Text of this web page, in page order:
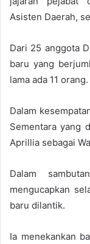
Asisten Daerah,
Dari 25 anggota
baru yang
lama ada 11 orang.
Dalam
Sementara yang
Aprillia sebagai
Dalam
mengucapkan
baru dilantik.
Ia menekankan